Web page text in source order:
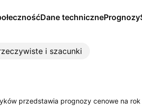
Dane technicznePrognozy
i szacunki
przedstawia prognozy cenowe na